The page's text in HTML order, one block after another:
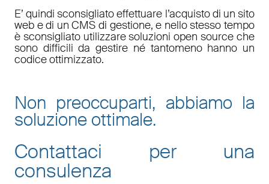
E’ quindi sconsigliato effettuare l’acquisto di un sito
web e di un CMS di gestione, e nello stesso tempo
è sconsigliato utilizzare soluzioni open source che
sono difficili da gestire né tantomeno hanno un
codice ottimizzato.
Non preoccuparti, abbiamo la
soluzione ottimale.
Contattaci per una
consulenza